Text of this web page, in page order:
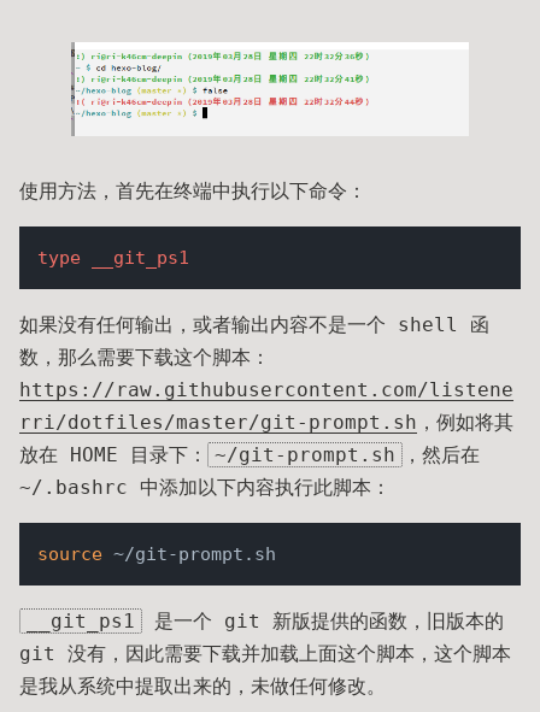
使用方法，首先在终端中执行以下命令：
type
如果没有任何输出，或者输出内容不是一个 shell 函
数，那么需要下载这个脚本：
https://raw.githubusercontent.com/listene
rri/dotfiles/master/git-prompt.sh ，例如将其
放在 HOME 目录下：
~/git-prompt.sh
，然后在
~/.bashrc 中添加以下内容执行此脚本：
source
__git_ps1
是一个 git 新版提供的函数，旧版本的
git 没有，因此需要下载并加载上面这个脚本，这个脚本
是我从系统中提取出来的，未做任何修改。